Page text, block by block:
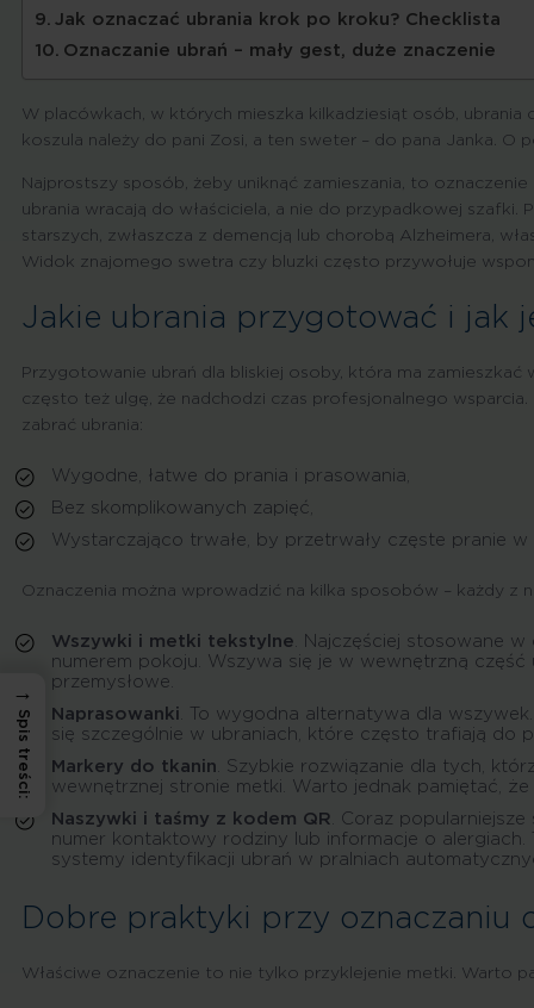
Jak oznaczać ubrania krok po kroku? Checklista
Oznaczanie ubrań – mały gest, duże znaczenie
W placówkach, w których mieszka kilkadziesiąt osób,
koszula należy do pani Zosi, a ten sweter – do pana Janka.
Najprostszy sposób, żeby uniknąć zamieszania, to
ubrania wracają do właściciela, a nie do przypadkowej
starszych, zwłaszcza z demencją lub chorobą Alzheimera,
Widok znajomego swetra czy bluzki często przywołuje
Jakie ubrania przygotować i jak
Przygotowanie ubrań dla bliskiej osoby, która ma
często też ulgę, że nadchodzi czas profesjonalnego
zabrać ubrania:
Wygodne, łatwe do prania i prasowania,
Bez skomplikowanych zapięć,
Wystarczająco trwałe, by przetrwały częste pranie
Oznaczenia można wprowadzić na kilka sposobów – każdy z
Wszywki i metki tekstylne. Najczęściej stosowane
numerem pokoju. Wszywa się je w wewnętrzną
przemysłowe.
Naprasowanki. To wygodna alternatywa dla
się szczególnie w ubraniach, które często trafiają do
Markery do tkanin. Szybkie rozwiązanie dla tych,
wewnętrznej stronie metki. Warto jednak pamiętać,
Naszywki i taśmy z kodem QR. Coraz
numer kontaktowy rodziny lub informacje o
systemy identyfikacji ubrań w pralniach
Dobre praktyki przy oznaczaniu
Właściwe oznaczenie to nie tylko przyklejenie metki. Warto
→
Spis treści: